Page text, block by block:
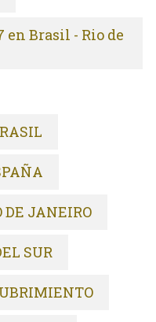
en Brasil - Rio de
DE JANEIRO
SUR